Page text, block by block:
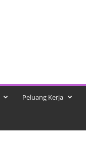
Peluang Kerja